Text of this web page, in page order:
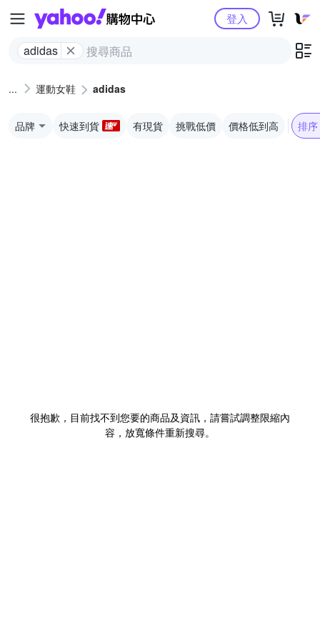
Yahoo購物中心
adidas
登入
運動女鞋 adidas
品牌 快速到貨 有現貨 挑戰低價 價格低到高 排序
很抱歉，目前找不到您要的商品及資訊，請嘗試調整限縮內
容，放寬條件重新搜尋。